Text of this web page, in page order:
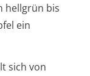
hellgrün bis
ein
sich von